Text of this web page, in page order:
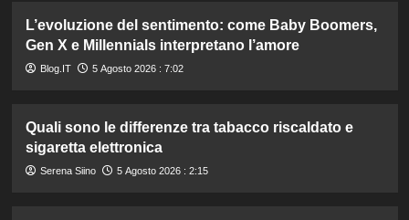
L’evoluzione del sentimento: come Baby Boomers,
Gen X e Millennials interpretano l’amore
Blog.IT 5 Agosto 2026 : 7:02
Quali sono le differenze tra tabacco riscaldato e
sigaretta elettronica
Serena Siino 5 Agosto 2026 : 2:15